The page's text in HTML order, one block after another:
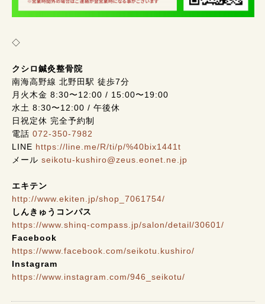
◇
クシロ鍼灸整骨院
南海高野線 北野田駅 徒歩7分
月火木金 8:30〜12:00 / 15:00〜19:00
水土 8:30〜12:00 / 午後休
日祝定休 完全予約制
電話 072-350-7982
LINE https://line.me/R/ti/p/%40bix1441t
メール seikotu-kushiro@zeus.eonet.ne.jp
エキテン
http://www.ekiten.jp/shop_7061754/
しんきゅうコンパス
https://www.shinq-compass.jp/salon/detail/30601/
Facebook
https://www.facebook.com/seikotu.kushiro/
Instagram
https://www.instagram.com/946_seikotu/